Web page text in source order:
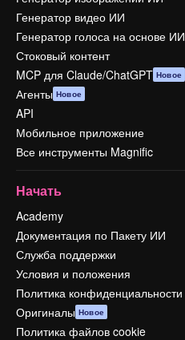
Генератор видео ИИ
Генератор голоса на основе ИИ
Стоковый контент
MCP для Claude/ChatGPT Новое
Агенты Новое
API
Мобильное приложение
Все инструменты Magnific
Начать
Academy
Документация по Пакету ИИ
Служба поддержки
Условия и положения
Политика конфиденциальности
Оригиналы Новое
Политика файлов cookie